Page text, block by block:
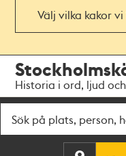
Välj vilka kakor
navigationen
huvudinnehållet
Historia i ord, ljud